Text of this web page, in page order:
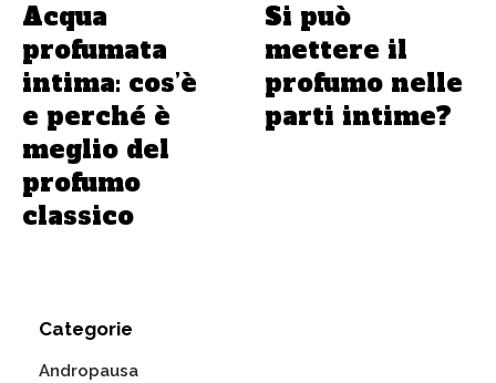
Acqua
profumata
intima: cos’è
e perché è
meglio del
profumo
classico
Si può
mettere il
profumo nelle
parti intime?
Categorie
Andropausa